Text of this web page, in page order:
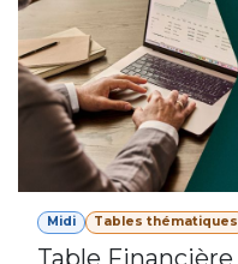
Midi Tables thématiques
Table Financière